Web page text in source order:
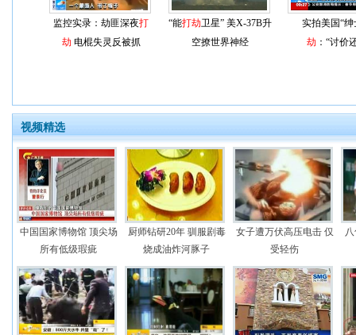
监控实录：劫匪深夜打
劫 电棍失灵反被抓
“能打劫卫星” 美X-37B升
空撩世界神经
实拍美国“绅
劫 ：“讨价
视频精选
中国国家博物馆 顶尖场
所有低级瑕疵
厨师钻研20年 驯服剧毒
烧成油炸河豚子
女子遭万伏高压电击 仅
受轻伤